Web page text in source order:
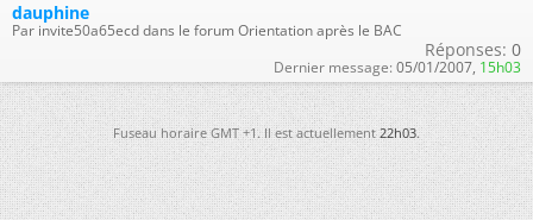
dauphine
Par invite50a65ecd dans le forum Orientation après le BAC
Réponses: 0
Dernier message: 05/01/2007, 15h03
Fuseau horaire GMT +1. Il est actuellement22h03.